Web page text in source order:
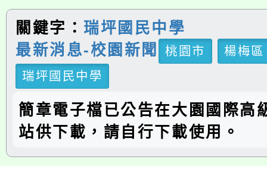
關鍵字： 瑞坪國民中學
最新消息-校園新聞
桃園市
楊梅區
瑞坪國民中學
簡章電子檔已公告在大園國際高
站供下載，請自行下載使用。